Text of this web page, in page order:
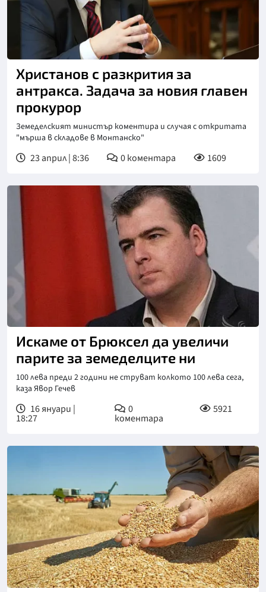
Христанов с разкрития за
антракса. Задача за новия главен
прокурор
Земеделският министър коментира и случая с откритата
"мърша в складове в Монтанско"
23 април | 8:36 0коментара 1609
Искаме от Брюксел да увеличи
парите за земеделците ни
100 лева преди 2 години не струват колкото 100 лева сега,
каза Явор Гечев
16 януари |
18:27
0
коментара
5921